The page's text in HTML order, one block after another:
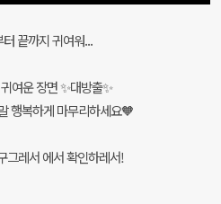
끝까지 귀여워...
여운 장면 ✨대방출✨
행복하게 마무리하세요🧡
레서 에서 확인하레서!